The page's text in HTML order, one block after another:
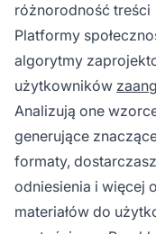
różnorodność treści
Platformy
algorytmy
użytkowników
Analizują one
generujące
formaty,
odniesienia i więcej
materiałów do